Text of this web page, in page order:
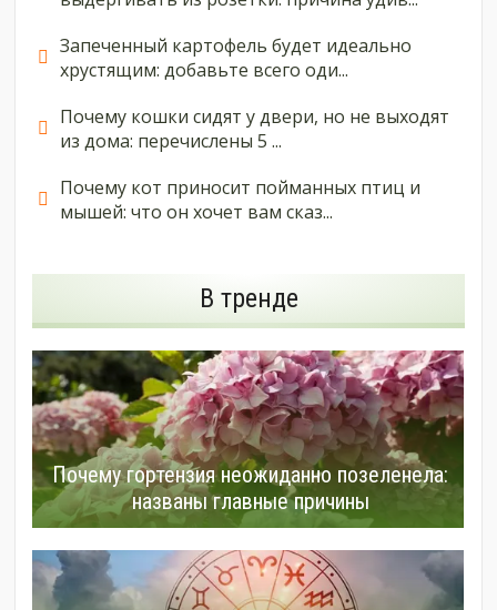
Запеченный картофель будет идеально
хрустящим: добавьте всего оди...
Почему кошки сидят у двери, но не выходят
из дома: перечислены 5 ...
Почему кот приносит пойманных птиц и
мышей: что он хочет вам сказ...
В тренде
Почему гортензия неожиданно позеленела:
названы главные причины